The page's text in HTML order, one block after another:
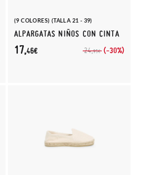
(9 COLORES) (TALLA 21 - 39)
ALPARGATAS NIÑOS CON CINTA
24,95€ (-30%)
17,46€